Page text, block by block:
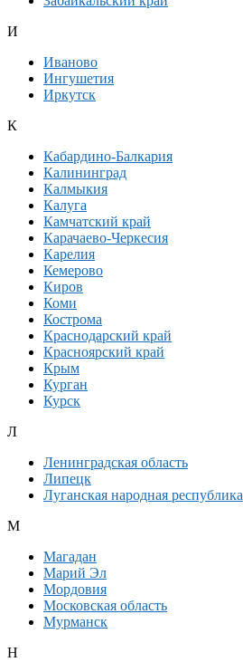
И
Иваново
Ингушетия
Иркутск
К
Кабардино-Балкария
Калининград
Калмыкия
Калуга
Камчатский край
Карачаево-Черкесия
Карелия
Кемерово
Киров
Коми
Кострома
Краснодарский край
Красноярский край
Крым
Курган
Курск
Л
Ленинградская область
Липецк
Луганская народная республика
М
Магадан
Марий Эл
Мордовия
Московская область
Мурманск
Н